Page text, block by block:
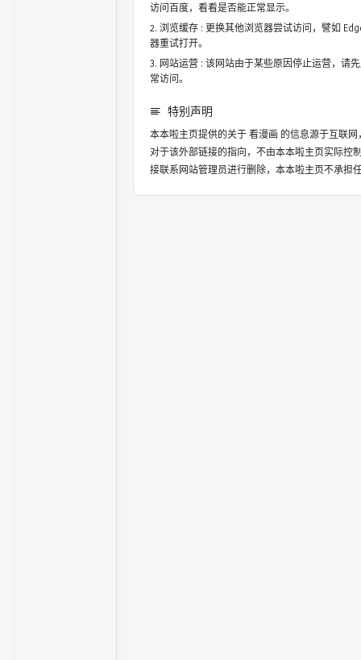
访问百度，看看是否能正常显示。
浏览缓存 : 更换其他浏览器尝试访问，譬如
器重试打开。
网站运营 : 该网站由于某些原因停止运营，请
常访问。
特别声明
本本啦主页提供的关于看漫画 的信息源于互联
对于该外部链接的指向，不由本本啦主页实际控
接联系网站管理员进行删除，本本啦主页不承担